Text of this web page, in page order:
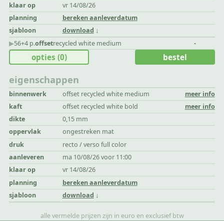
klaar op
vr 14/08/26
planning
bereken aanleverdatum
sjabloon
download
▶︎56+4 p.offsetrecycled white medium -
eigenschappen
binnenwerk offset recycled white medium
meer info
kaft
offset recycled white bold
meer info
dikte
0,15 mm
oppervlak
ongestreken mat
druk
recto / verso full color
aanleveren
ma 10/08/26 voor 11:00
klaar op
vr 14/08/26
planning
bereken aanleverdatum
sjabloon
download
opties (0) bestel
alle vermelde prijzen zijn in euro en exclusief btw